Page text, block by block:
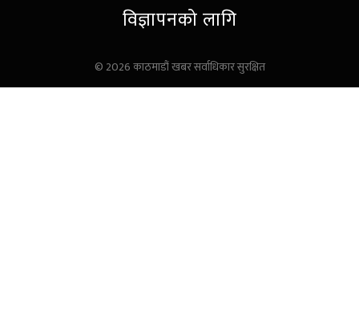
विज्ञापनको लागि
© 2026 काठमाडौं खबर सर्वाधिकार सुरक्षित